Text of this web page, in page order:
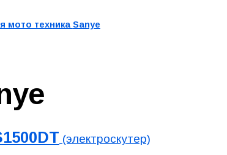
мото техника Sanye
(электроскутер)